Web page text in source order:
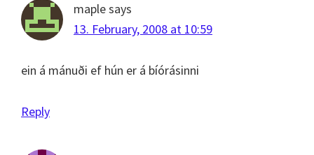
maplesays
13. February, 2008 at 10:59
ein á mánuði ef hún er á bíórásinni
Reply